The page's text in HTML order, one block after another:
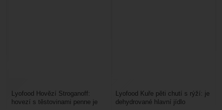
Lyofood Hovězí Stroganoff:
hovezí s těstovinami penne je
Lyofood Kuře pěti chutí s rýží: je
dehydrované hlavní jídlo